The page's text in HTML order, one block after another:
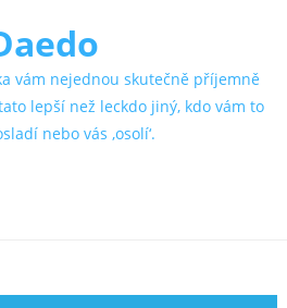
vám nejednou skutečně příjemně
lepší než leckdo jiný, kdo vám to
nebo vás ‚osolí‘.